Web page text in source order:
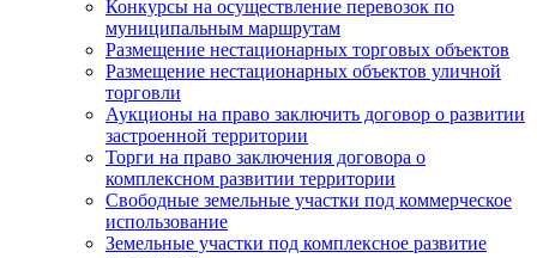
Конкурсы на осуществление перевозок по
муниципальным маршрутам
Размещение нестационарных торговых объектов
Размещение нестационарных объектов уличной
торговли
Аукционы на право заключить договор о развитии
застроенной территории
Торги на право заключения договора о
комплексном развитии территории
Свободные земельные участки под коммерческое
использование
Земельные участки под комплексное развитие